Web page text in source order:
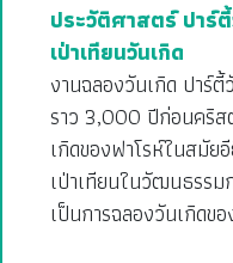
ประวัติศาสตร์ ปาร์
เป่าเทียนวันเกิด
งานฉลองวันเกิด ปาร์
ราว 3,000 ปีก่อนคริส
เกิดของฟาโรห์ในสมั
เป่าเทียนในวัฒนธรร
เป็นการฉลองวันเกิดข